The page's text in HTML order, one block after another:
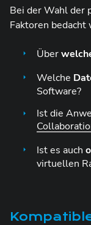
Bei der Wahl der
Faktoren bedacht
Über
Welche
Software?
Ist die
Ist es auch
virtuellen